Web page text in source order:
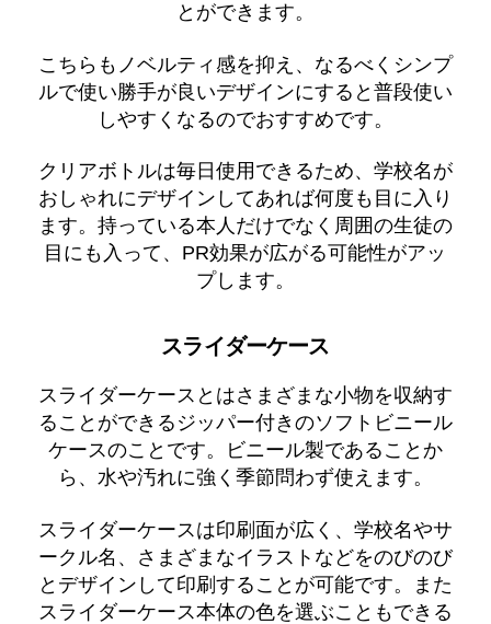
とができます。
こちらもノベルティ感を抑え、なるべくシンプ
ルで使い勝手が良いデザインにすると普段使い
しやすくなるのでおすすめです。
クリアボトルは毎日使用できるため、学校名が
おしゃれにデザインしてあれば何度も目に入り
ます。持っている本人だけでなく周囲の生徒の
目にも入って、PR効果が広がる可能性がアッ
プします。
スライダーケース
スライダーケースとはさまざまな小物を収納す
ることができるジッパー付きのソフトビニール
ケースのことです。ビニール製であることか
ら、水や汚れに強く季節問わず使えます。
スライダーケースは印刷面が広く、学校名やサ
ークル名、さまざまなイラストなどをのびのび
とデザインして印刷することが可能です。また
スライダーケース本体の色を選ぶこともできる